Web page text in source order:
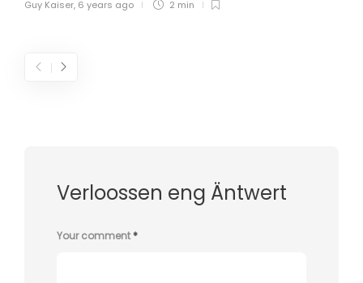
Guy Kaiser, 6 years ago 2 min
Verloossen eng Äntwert
Your comment*